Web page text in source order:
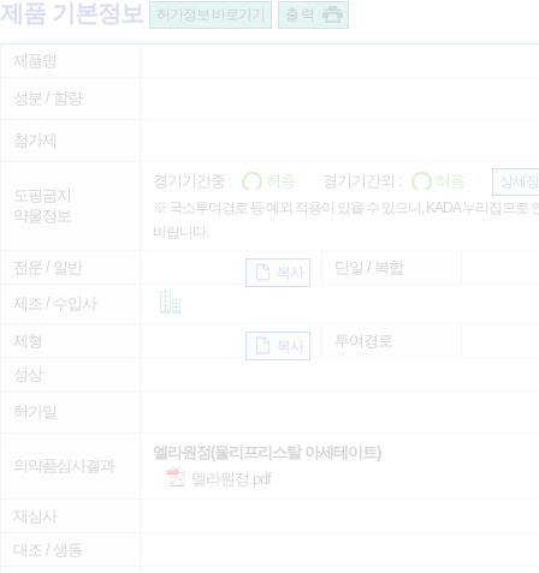
제품 기본정보 허가정보 바로가기 출 력
제품명
성분 / 함량
첨가제
도핑금지
약물정보
경기기간중 : 허용 경기기간외 : 허용
상세
※ 국소투여경로 등 예외 적용이 있을 수 있으니, KADA 누리집으로
바랍니다.
전문 / 일반 복사
단일 / 복합
제조 / 수입사
제형 복사
투여경로
성상
허가일
의약품심사결과
엘라원정(울리프리스탈 아세테이트)
엘라원정.pdf
재심사
대조 / 생동